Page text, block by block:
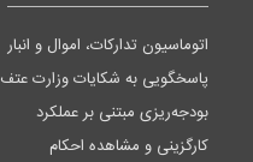
اتوماسیون تدارکات، اموال و انبار
پاسخگویی به شکایات وزارت عتف
بودجه‌ریزی مبتنی بر عملکرد
کارگزینی و مشاهده احکام